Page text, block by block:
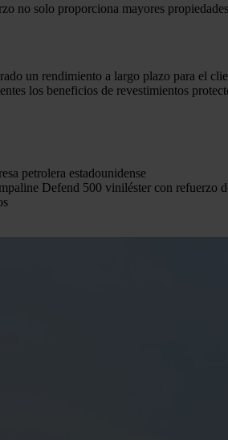
no solo proporciona mayores
un rendimiento a largo plazo para el
los beneficios de revestimientos
petrolera estadounidense
Defend 500 viniléster con refuerzo